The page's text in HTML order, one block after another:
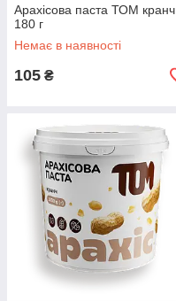
Арахісова паста ТОМ кранч
180 г
Немає в наявності
105 ₴